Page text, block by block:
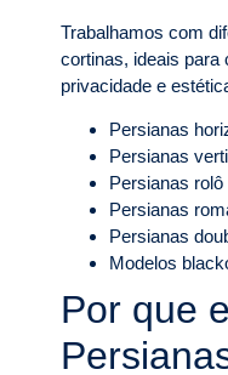
Trabalhamos com
cortinas, ideais para
privacidade e
Persianas
Persianas
Persianas rolô
Persianas
Persianas
Modelos
Por que